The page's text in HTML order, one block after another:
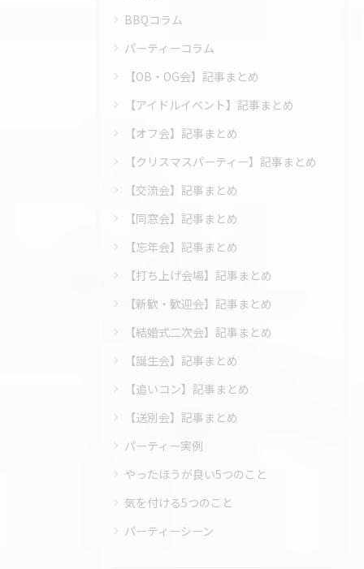
BBQコラム
パーティーコラム
【OB・OG会】記事まとめ
【アイドルイベント】記事まとめ
【オフ会】記事まとめ
【クリスマスパーティー】記事まとめ
【交流会】記事まとめ
【同窓会】記事まとめ
【忘年会】記事まとめ
【打ち上げ会場】記事まとめ
【新歓・歓迎会】記事まとめ
【結婚式二次会】記事まとめ
【誕生会】記事まとめ
【追いコン】記事まとめ
【送別会】記事まとめ
パーティー実例
やったほうが良い5つのこと
気を付ける5つのこと
パーティーシーン